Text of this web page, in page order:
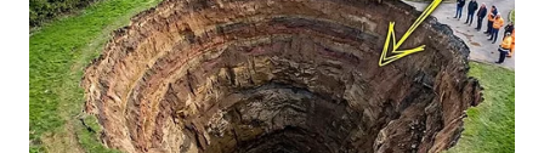
WN
TANGERANG
WN
BINJAI